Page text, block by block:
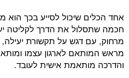
אחד הכלים שיכול לסייע בכך הוא
חכמה שתסלול את הדרך לקליטה
מרחוק, עם דגש על תקשורת יעילה,
מראש המותאם לארגון עצמו
והדרכה מותאמת אישית לעובד.